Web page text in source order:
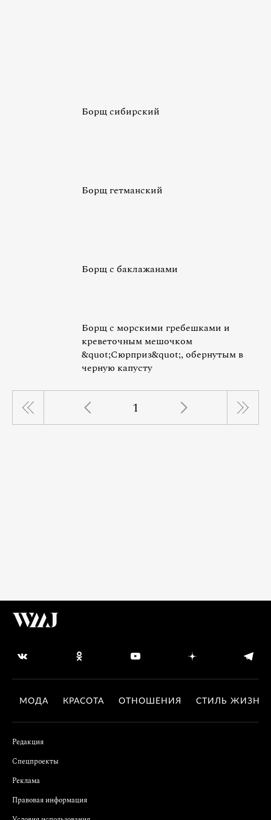
Борщ сибирский
Борщ гетманский
Борщ с баклажанами
Борщ с морскими гребешками и
креветочным мешочком
&quot;Сюрприз&quot;, обернутым в
черную капусту
1
МОДА КРАСОТА ОТНОШЕНИЯ СТИЛЬ ЖИЗНИ
Редакция
Спецпроекты
Реклама
Правовая информация